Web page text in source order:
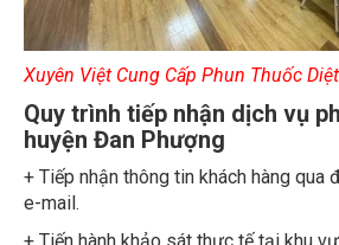
Xuyên Việt Cung Cấp Phun Thuốc
Quy trình tiếp nhận dịch vụ
huyện Đan Phượng
+ Tiếp nhận thông tin khách hàng qua
e-mail.
+ Tiến hành khảo sát thực tế tại khu